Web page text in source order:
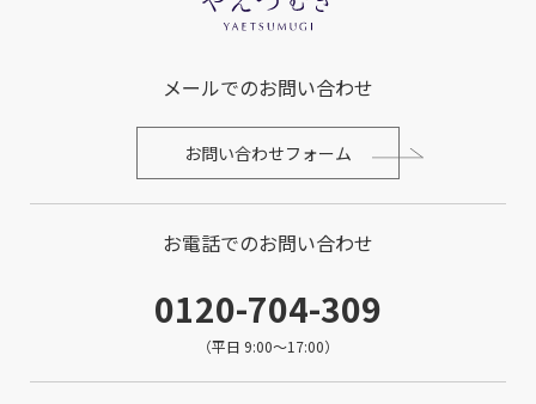
メールでのお問い合わせ
お問い合わせフォーム
お電話でのお問い合わせ
0120-704-309
（平日 9:00～17:00）